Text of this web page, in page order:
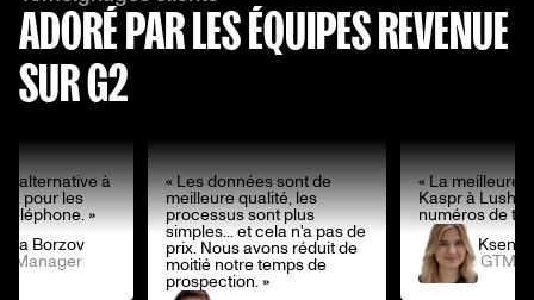
ADORÉ PAR LES ÉQUIPES REVENUE
SUR G2
alternative à
pour les
»
Borzov
Manager
« Les données sont de
meilleure qualité, les
processus sont plus
simples... et cela n'a pas de
prix. Nous avons réduit de
moitié notre temps de
prospection. »
« La meilleure
Kaspr à Lusha
numéros de
GTM